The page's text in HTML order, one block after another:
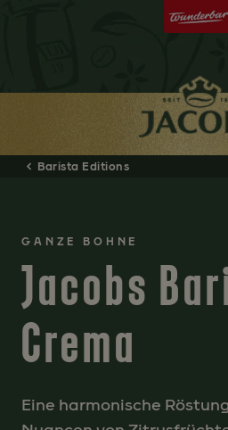
Barista Editions
GANZE BOHNE
Jacobs
Crema
Eine harmonische